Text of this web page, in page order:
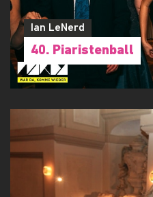
Ian LeNerd
40. Piaristenball